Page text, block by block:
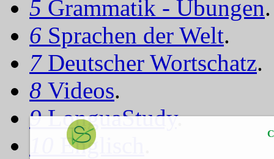
5 Grammatik - Übungen.
6 Sprachen der Welt.
7 Deutscher Wortschatz.
8 Videos.
9LonguaStudy.
Englisch